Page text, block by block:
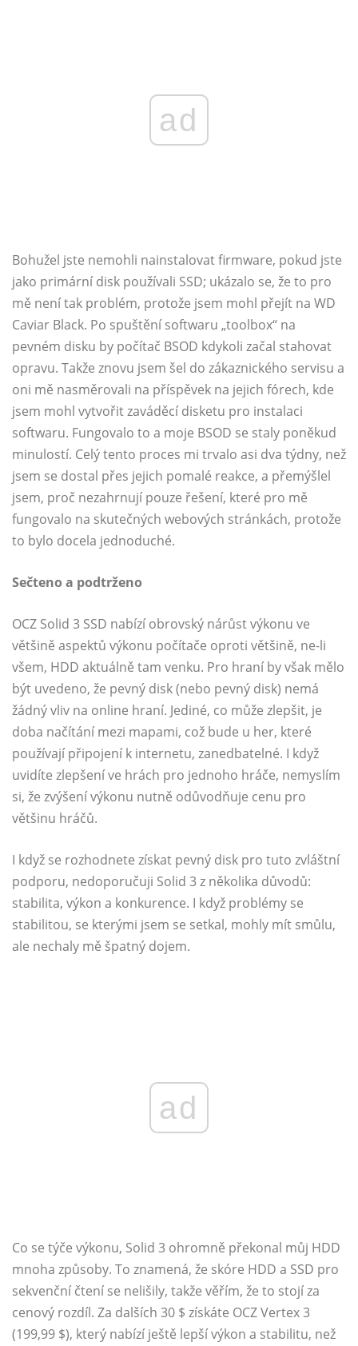
ad
Bohužel jste nemohli nainstalovat firmware, pokud jste
jako primární disk používali SSD; ukázalo se, že to pro
mě není tak problém, protože jsem mohl přejít na WD
Caviar Black. Po spuštění softwaru „toolbox“ na
pevném disku by počítač BSOD kdykoli začal stahovat
opravu. Takže znovu jsem šel do zákaznického servisu a
oni mě nasměrovali na příspěvek na jejich fórech, kde
jsem mohl vytvořit zaváděcí disketu pro instalaci
softwaru. Fungovalo to a moje BSOD se staly poněkud
minulostí. Celý tento proces mi trvalo asi dva týdny, než
jsem se dostal přes jejich pomalé reakce, a přemýšlel
jsem, proč nezahrnují pouze řešení, které pro mě
fungovalo na skutečných webových stránkách, protože
to bylo docela jednoduché.
Sečteno a podtrženo
OCZ Solid 3 SSD nabízí obrovský nárůst výkonu ve
většině aspektů výkonu počítače oproti většině, ne-li
všem, HDD aktuálně tam venku. Pro hraní by však mělo
být uvedeno, že pevný disk (nebo pevný disk) nemá
žádný vliv na online hraní. Jediné, co může zlepšit, je
doba načítání mezi mapami, což bude u her, které
používají připojení k internetu, zanedbatelné. I když
uvidíte zlepšení ve hrách pro jednoho hráče, nemyslím
si, že zvýšení výkonu nutně odůvodňuje cenu pro
většinu hráčů.
I když se rozhodnete získat pevný disk pro tuto zvláštní
podporu, nedoporučuji Solid 3 z několika důvodů:
stabilita, výkon a konkurence. I když problémy se
stabilitou, se kterými jsem se setkal, mohly mít smůlu,
ale nechaly mě špatný dojem.
ad
Co se týče výkonu, Solid 3 ohromně překonal můj HDD
mnoha způsoby. To znamená, že skóre HDD a SSD pro
sekvenční čtení se nelišily, takže věřím, že to stojí za
cenový rozdíl. Za dalších 30 $ získáte OCZ Vertex 3
(199,99 $), který nabízí ještě lepší výkon a stabilitu, než